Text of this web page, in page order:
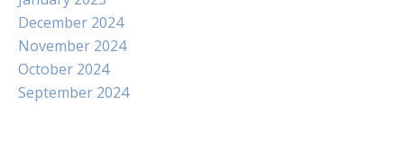
December 2024
November 2024
October 2024
September 2024